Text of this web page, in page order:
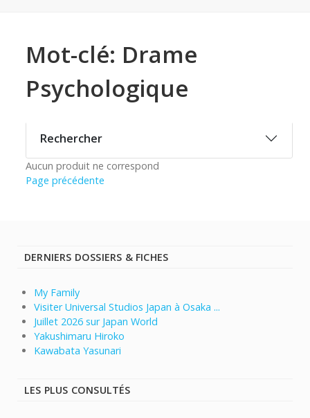
Mot-clé: Drame
Psychologique
Rechercher
Aucun produit ne correspond
Page précédente
DERNIERS DOSSIERS & FICHES
My Family
Visiter Universal Studios Japan à Osaka ...
Juillet 2026 sur Japan World
Yakushimaru Hiroko
Kawabata Yasunari
LES PLUS CONSULTÉS